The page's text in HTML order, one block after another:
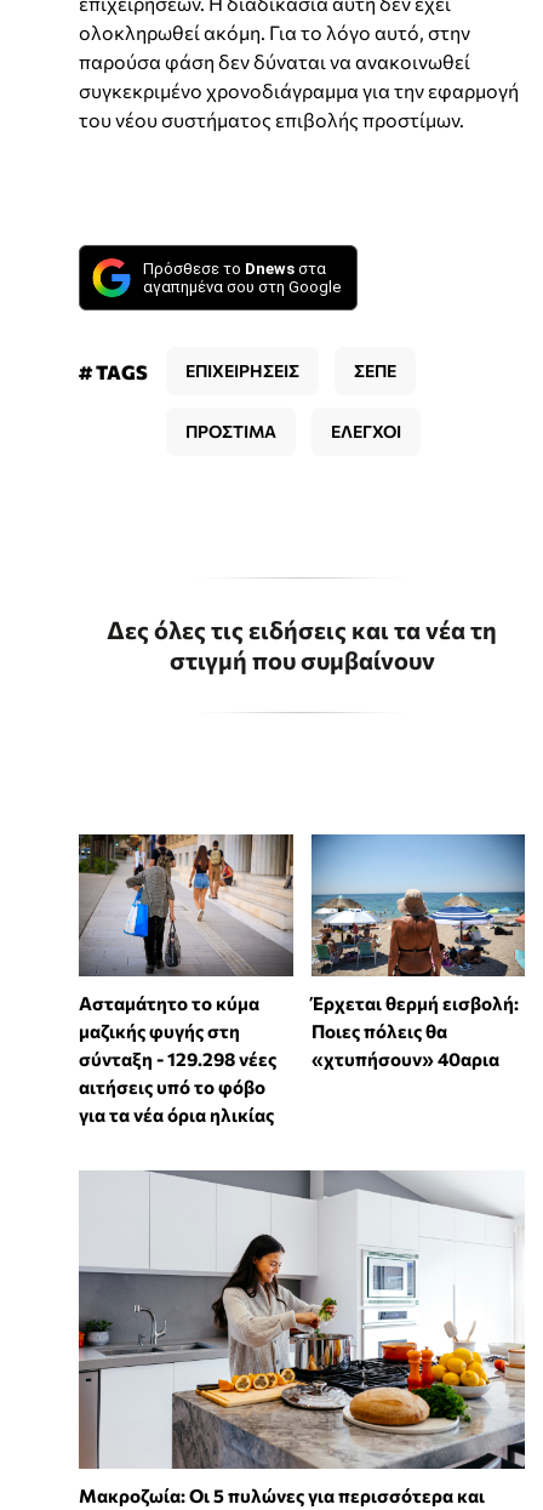
ολοκληρωθεί ακόμη. Για το λόγο αυτό, στην
παρούσα φάση δεν δύναται να ανακοινωθεί
συγκεκριμένο χρονοδιάγραμμα για την εφαρμογή
του νέου συστήματος επιβολής προστίμων.
Πρόσθεσε το Dnews στα
αγαπημένα σου στη Google
# TAGS ΕΠΙΧΕΙΡΗΣΕΙΣ ΣΕΠΕ
ΠΡΟΣΤΙΜΑ ΕΛΕΓΧΟΙ
Δες όλες τις ειδήσεις και τα νέα τη
στιγμή που συμβαίνουν
Ασταμάτητο το κύμα
μαζικής φυγής στη
σύνταξη - 129.298 νέες
αιτήσεις υπό το φόβο
για τα νέα όρια ηλικίας
Έρχεται θερμή εισβολή:
Ποιες πόλεις θα
«χτυπήσουν» 40αρια
Mακροζωία: Οι 5 πυλώνες για περισσότερα και